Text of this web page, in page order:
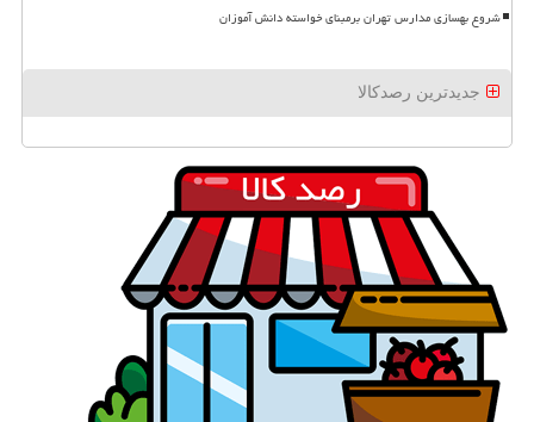
شروع بهسازی مدارس تهران برمبنای خواسته دانش آموزان
جدیدترین رصدکالا